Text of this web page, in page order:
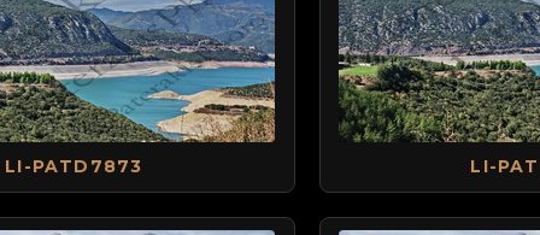
LI-PATD7873 LI-